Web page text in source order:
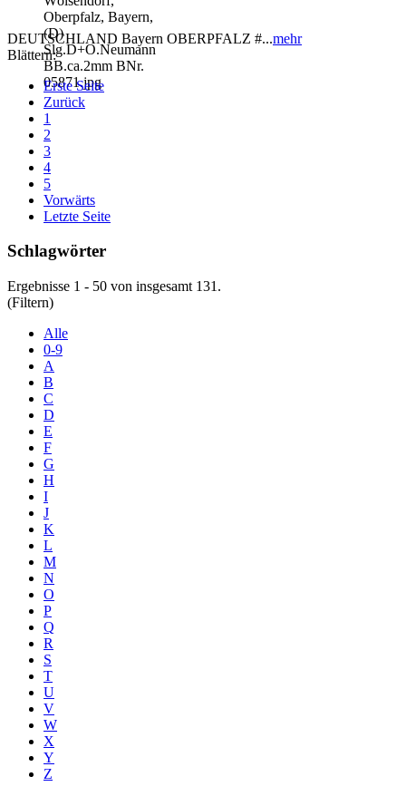
DEUTSCHLAND Bayern OBERPFALZ #...mehr
Blättern:
Erste Seite
Zurück
1
2
3
4
5
Vorwärts
Letzte Seite
Schlagwörter
Ergebnisse 1 - 50 von insgesamt 131.
(Filtern)
Alle
0-9
A
B
C
D
E
F
G
H
I
J
K
L
M
N
O
P
Q
R
S
T
U
V
W
X
Y
Z